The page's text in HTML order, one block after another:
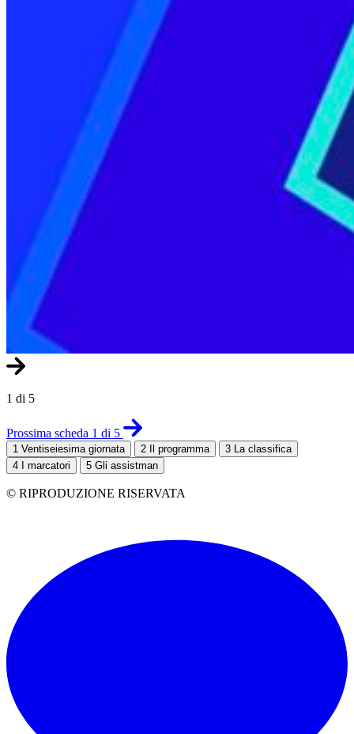
1 di 5
Prossima scheda 1 di 5
1 Ventiseiesima giornata 2 Il programma 3 La classifica
4 I marcatori 5 Gli assistman
© RIPRODUZIONE RISERVATA